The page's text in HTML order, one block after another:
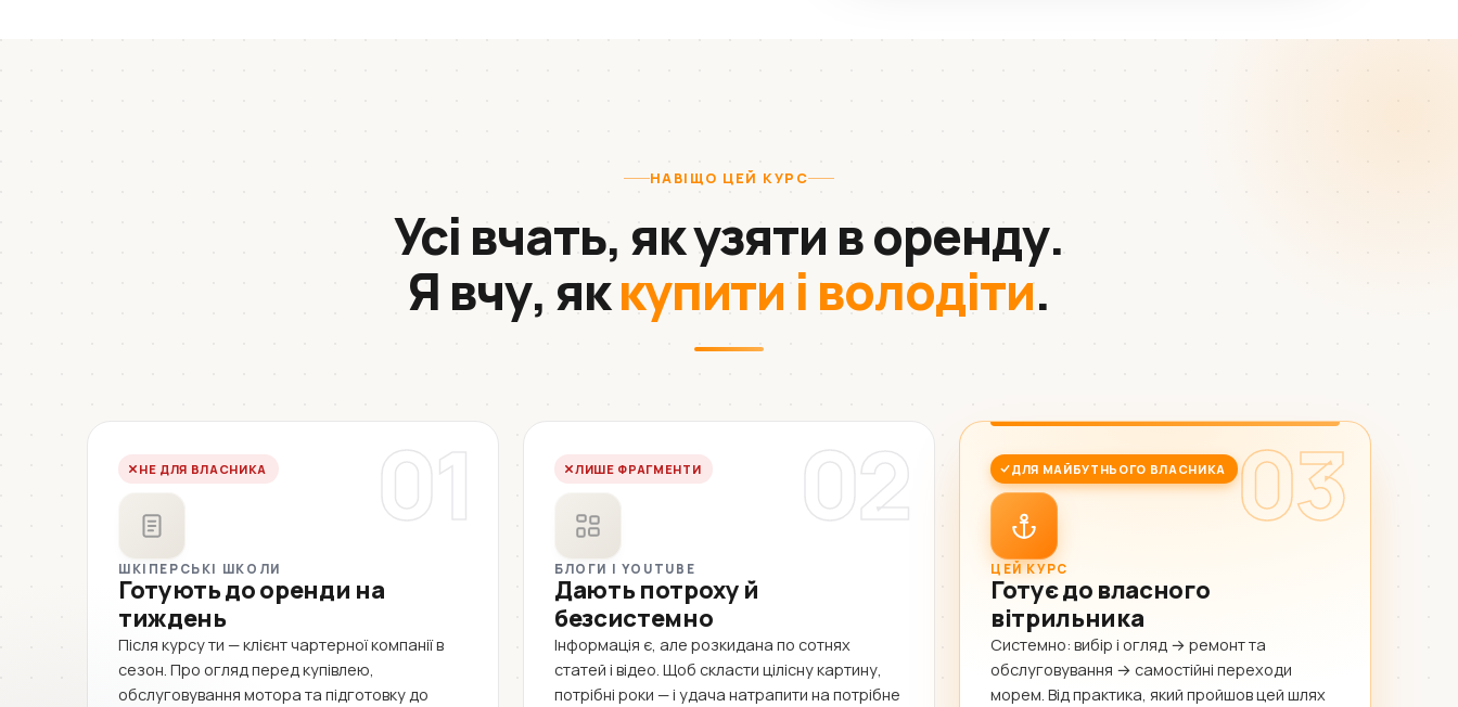
НАВІЩО ЦЕЙ КУРС
Усі вчать, як узяти в оренду.
Я вчу, яккупити і володіти.
01
НЕ ДЛЯ ВЛАСНИКА
ШКІПЕРСЬКІ ШКОЛИ
Готують до оренди на
тиждень
Після курсу ти — клієнт чартерної компанії в
сезон. Про огляд перед купівлею,
обслуговування мотора та підготовку до
02
ЛИШЕ ФРАГМЕНТИ
БЛОГИ І YOUTUBE
Дають потроху й
безсистемно
Інформація є, але розкидана по сотнях
статей і відео. Щоб скласти цілісну картину,
потрібні роки — і удача натрапити на потрібне
03
ДЛЯ МАЙБУТНЬОГО ВЛАСНИКА
ЦЕЙ КУРС
Готує до власного
вітрильника
Системно: вибір і огляд → ремонт та
обслуговування → самостійні переходи
морем. Від практика, який пройшов цей шлях